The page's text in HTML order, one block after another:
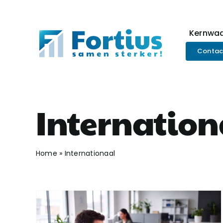
Home » Internationaal